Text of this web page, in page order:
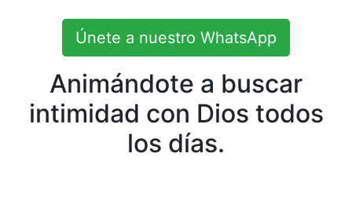
Únete a nuestro WhatsApp
Animándote a buscar
intimidad con Dios todos
los días.